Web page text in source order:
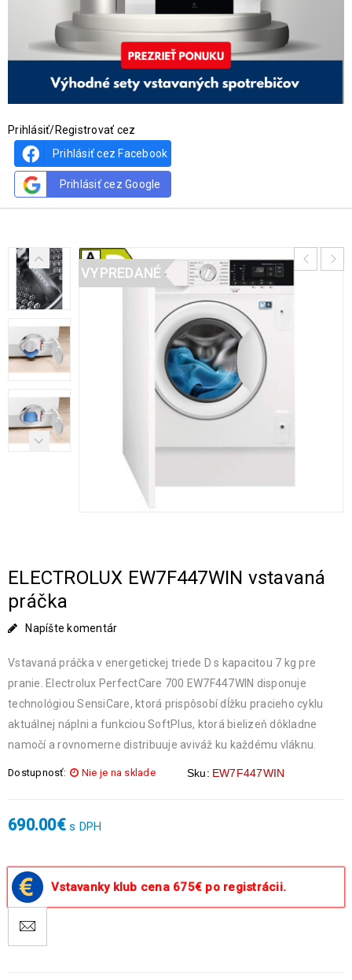
Prihlásiť/Registrovať cez
Prihlásiť cez Facebook
Prihlásiť cez Google
VYPREDANÉ
ELECTROLUX EW7F447WIN vstavaná
práčka
Napíšte komentár
Vstavaná práčka v energetickej triede D s kapacitou 7 kg pre
pranie. Electrolux PerfectCare 700 EW7F447WIN disponuje
technológiou SensiCare, ktorá prispôsobí dĺžku pracieho cyklu
aktuálnej náplni a funkciou SoftPlus, ktorá bielizeň dôkladne
namočí a rovnomerne distribuuje aviváž ku každému vláknu.
Dostupnosť: Nie je na sklade Sku: EW7F447WIN
690.00€ s DPH
Vstavanky klub cena 675€ po registrácii.